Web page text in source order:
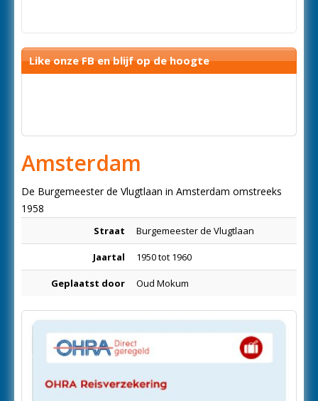
Like onze FB en blijf op de hoogte
Amsterdam
De Burgemeester de Vlugtlaan in Amsterdam omstreeks
1958
Straat Burgemeester de Vlugtlaan
Jaartal 1950 tot 1960
Geplaatst door Oud Mokum